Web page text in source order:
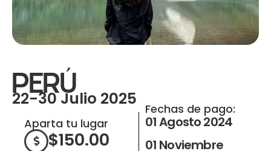
PERÚ
22-30 Julio 2025
Aparta tu lugar
$150.00
Fechas de pago:
01 Agosto 2024
01 Noviembre